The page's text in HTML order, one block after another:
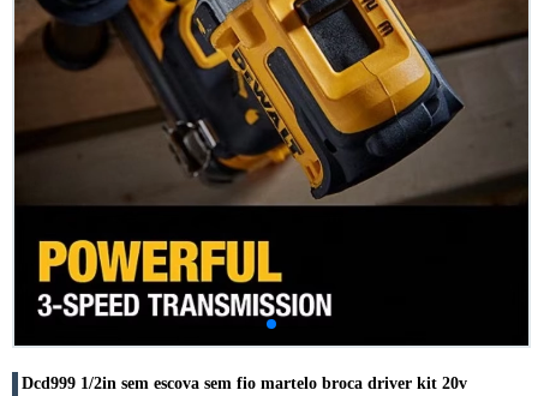
Dcd999 1/2in sem escova sem fio martelo broca driver kit 20v